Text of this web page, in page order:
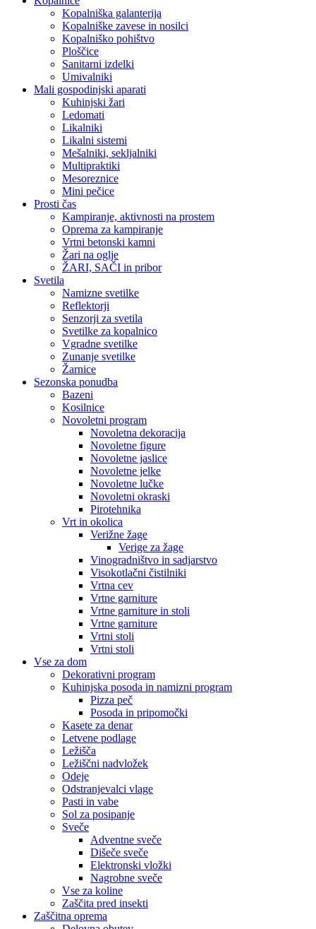
Kopalniška galanterija
Kopalniške zavese in nosilci
Kopalniško pohištvo
Ploščice
Sanitarni izdelki
Umivalniki
Mali gospodinjski aparati
Kuhinjski žari
Ledomati
Likalniki
Likalni sistemi
Mešalniki, sekljalniki
Multipraktiki
Mesoreznice
Mini pečice
Prosti čas
Kampiranje, aktivnosti na prostem
Oprema za kampiranje
Vrtni betonski kamni
Žari na oglje
ŽARI, SAČI in pribor
Svetila
Namizne svetilke
Reflektorji
Senzorji za svetila
Svetilke za kopalnico
Vgradne svetilke
Zunanje svetilke
Žarnice
Sezonska ponudba
Bazeni
Kosilnice
Novoletni program
Novoletna dekoracija
Novoletne figure
Novoletne jaslice
Novoletne jelke
Novoletne lučke
Novoletni okraski
Pirotehnika
Vrt in okolica
Verižne žage
Verige za žage
Vinogradništvo in sadjarstvo
Visokotlačni čistilniki
Vrtna cev
Vrtne garniture
Vrtne garniture in stoli
Vrtne garniture
Vrtni stoli
Vrtni stoli
Vse za dom
Dekorativni program
Kuhinjska posoda in namizni program
Pizza peč
Posoda in pripomočki
Kasete za denar
Letvene podlage
Ležišča
Ležiščni nadvložek
Odeje
Odstranjevalci vlage
Pasti in vabe
Sol za posipanje
Sveče
Adventne sveče
Dišeče sveče
Elektronski vložki
Nagrobne sveče
Vse za koline
Zaščita pred insekti
Zaščitna oprema